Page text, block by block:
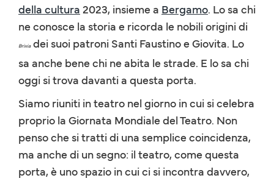
della cultura 2023, insieme a Bergamo. Lo sa chi
ne conosce la storia e ricorda le nobili origini di
Brixiadei suoi patroni Santi Faustino e Giovita. Lo
sa anche bene chi ne abita le strade. E lo sa chi
oggi si trova davanti a questa porta.
Siamo riuniti in teatro nel giorno in cui si celebra
proprio la Giornata Mondiale del Teatro. Non
penso che si tratti di una semplice coincidenza,
ma anche di un segno: il teatro, come questa
porta, è uno spazio in cui ci si incontra davvero,